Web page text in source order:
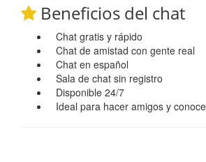
Beneficios del chat
Chat gratis y rápido
Chat de amistad con gente real
Chat en español
Sala de chat sin registro
Disponible 24/7
Ideal para hacer amigos y